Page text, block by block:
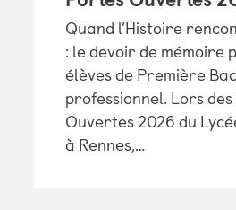
Quand l’Histoire
: le devoir de mémoire
élèves de Première
professionnel. Lors
Ouvertes 2026 du
à Rennes,…